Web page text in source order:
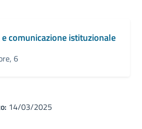
comunicazione istituzionale
6
14/03/2025